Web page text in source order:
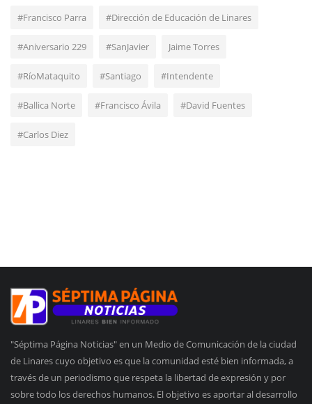
#Francisco Parra #Dirección de Educación de Linares
#Aniversario 229 #SanJavier Jaime Torres
#RíoMataquito #Santiago #Intendente
#Ballica Norte #Francisco Ávila #David Fuentes
#Carlos Diez
"Séptima Página Noticias" en un Medio de Comunicación de la ciudad
de Linares cuyo objetivo es que la comunidad esté bien informada, a
través de un periodismo que respeta la libertad de expresión y por
sobre todo los derechos humanos. El objetivo es aportar al desarrollo